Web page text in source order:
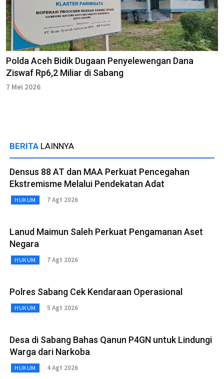
Polda Aceh Bidik Dugaan Penyelewengan Dana
Ziswaf Rp6,2 Miliar di Sabang
7 Mei 2026
BERITA LAINNYA
Densus 88 AT dan MAA Perkuat Pencegahan
Ekstremisme Melalui Pendekatan Adat
HUKUM 7 Agt 2026
Lanud Maimun Saleh Perkuat Pengamanan Aset
Negara
HUKUM 7 Agt 2026
Polres Sabang Cek Kendaraan Operasional
HUKUM 5 Agt 2026
Desa di Sabang Bahas Qanun P4GN untuk Lindungi
Warga dari Narkoba
HUKUM 4 Agt 2026